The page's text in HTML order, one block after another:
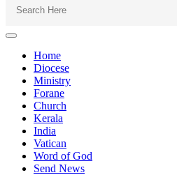
Home
Diocese
Ministry
Forane
Church
Kerala
India
Vatican
Word of God
Send News